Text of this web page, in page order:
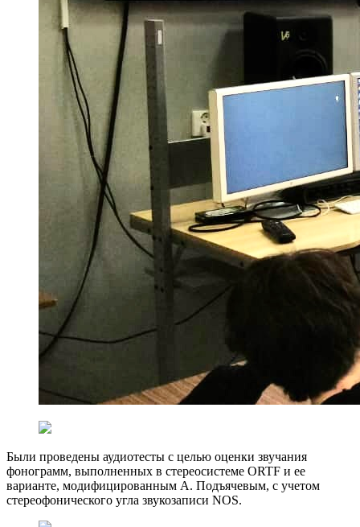
Были проведены аудиотесты с целью оценки звучания
фонограмм, выполненных в стереосистеме ORTF и ее
варианте, модифицированным А. Подъячевым, с учетом
стереофонического угла звукозаписи NOS.